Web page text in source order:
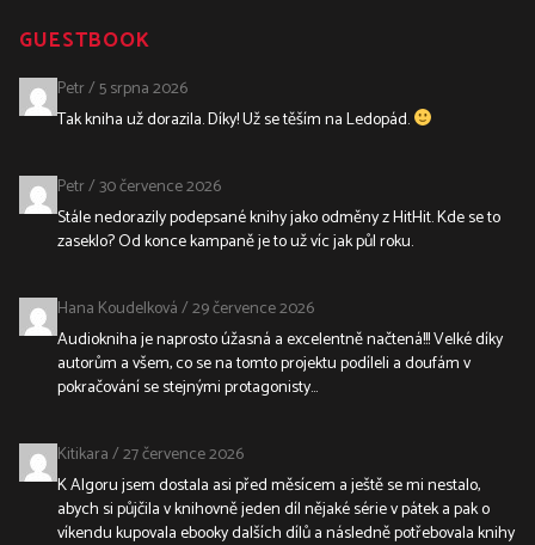
GUESTBOOK
Petr/5 srpna 2026
Tak kniha už dorazila. Díky! Už se těším na Ledopád.
Petr/30 července 2026
Stále nedorazily podepsané knihy jako odměny z HitHit. Kde se to
zaseklo? Od konce kampaně je to už víc jak půl roku.
Hana Koudelková/29 července 2026
Audiokniha je naprosto úžasná a excelentně načtená!!! Velké díky
autorům a všem, co se na tomto projektu podíleli a doufám v
pokračování se stejnými protagonisty...
Kitikara/27 července 2026
K Algoru jsem dostala asi před měsícem a ještě se mi nestalo,
abych si půjčila v knihovně jeden díl nějaké série v pátek a pak o
víkendu kupovala ebooky dalších dílů a následně potřebovala knihy